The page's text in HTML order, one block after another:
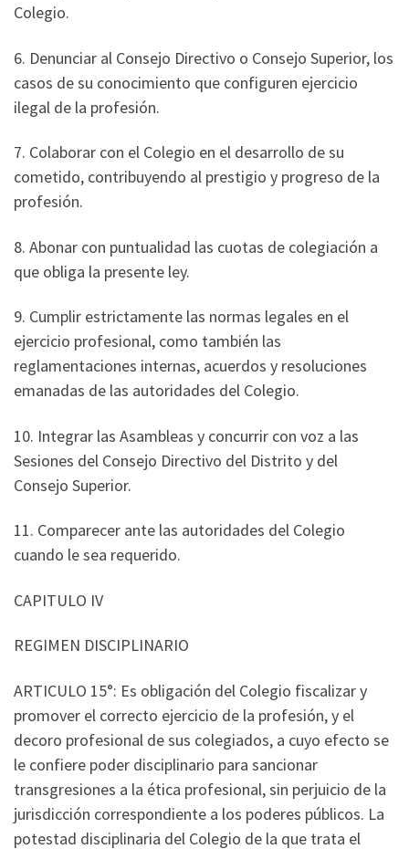
Colegio.
6. Denunciar al Consejo Directivo o Consejo Superior, los
casos de su conocimiento que configuren ejercicio
ilegal de la profesión.
7. Colaborar con el Colegio en el desarrollo de su
cometido, contribuyendo al prestigio y progreso de la
profesión.
8. Abonar con puntualidad las cuotas de colegiación a
que obliga la presente ley.
9. Cumplir estrictamente las normas legales en el
ejercicio profesional, como también las
reglamentaciones internas, acuerdos y resoluciones
emanadas de las autoridades del Colegio.
10. Integrar las Asambleas y concurrir con voz a las
Sesiones del Consejo Directivo del Distrito y del
Consejo Superior.
11. Comparecer ante las autoridades del Colegio
cuando le sea requerido.
CAPITULO IV
REGIMEN DISCIPLINARIO
ARTICULO 15°: Es obligación del Colegio fiscalizar y
promover el correcto ejercicio de la profesión, y el
decoro profesional de sus colegiados, a cuyo efecto se
le confiere poder disciplinario para sancionar
transgresiones a la ética profesional, sin perjuicio de la
jurisdicción correspondiente a los poderes públicos. La
potestad disciplinaria del Colegio de la que trata el